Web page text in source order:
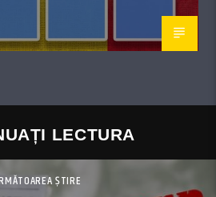
LECTURA
ȘTIRE